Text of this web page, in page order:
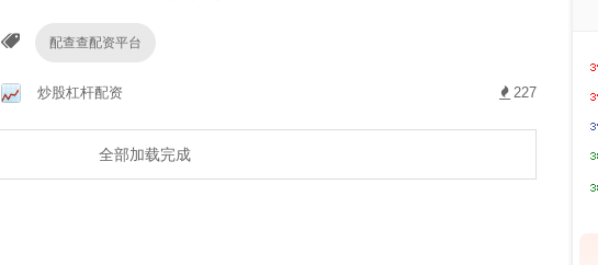
配查查配资平台
炒股杠杆配资 227
全部加载完成